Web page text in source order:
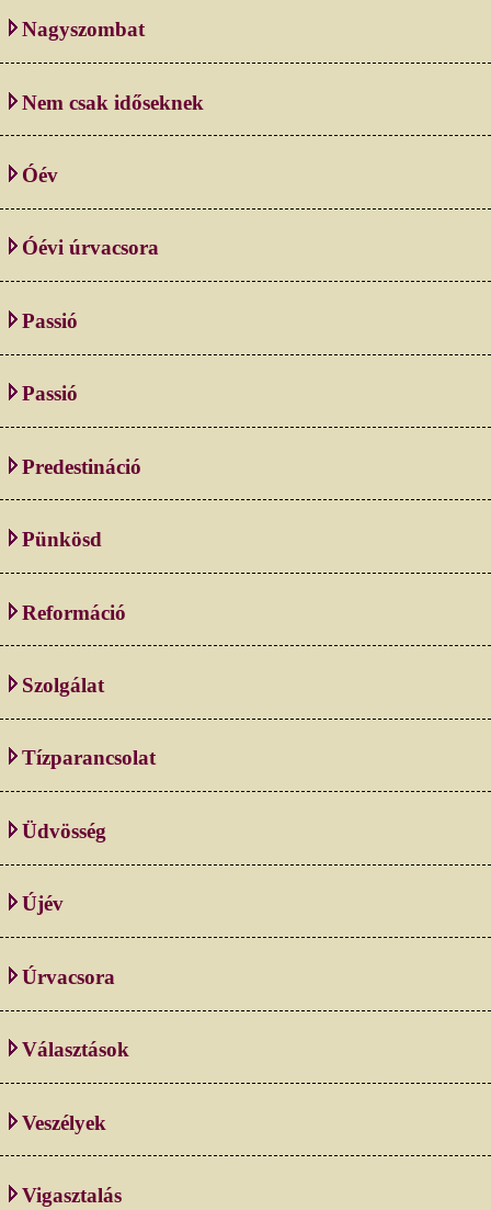
Nagyszombat
Nem csak időseknek
Óév
Óévi úrvacsora
Passió
Passió
Predestináció
Pünkösd
Reformáció
Szolgálat
Tízparancsolat
Üdvösség
Újév
Úrvacsora
Választások
Veszélyek
Vigasztalás